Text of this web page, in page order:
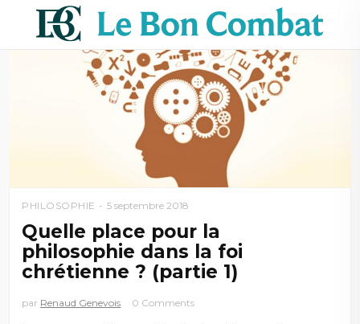
PHILOSOPHIE 5 septembre 2018
Quelle place pour la
philosophie dans la foi
chrétienne ? (partie 1)
par Renaud Genevois 0 Comments